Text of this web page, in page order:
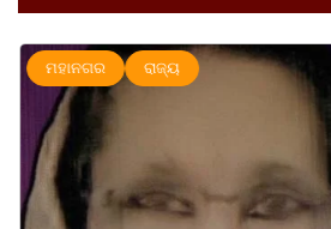
ମହାନଗର ରାଜ୍ୟ